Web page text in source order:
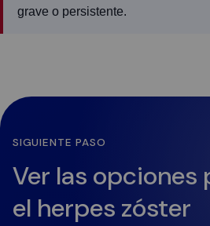
grave o persistente.
SIGUIENTE PASO
Ver las opciones
el herpes zóster